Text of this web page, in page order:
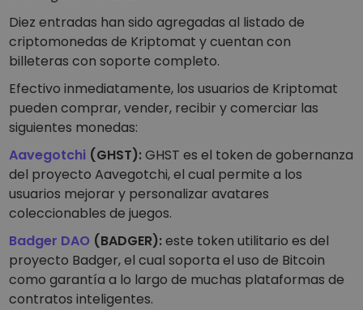
Bóveda
Ahorra criptomonedas para tu futuro
Compra recurrente
Inversiones programadas regularmente (DCA)
Alertas de precios
Actualizaciones de precios a tiempo real para tus tokens
favoritos
Explorar activos
Descubre oportunidades de inversión
Análisis de cartera
Perspectiva inteligente para un rendimiento óptimo
Diez entradas han sido agregadas al listado de
criptomonedas de Kriptomat y cuentan con
billeteras con soporte completo.
Efectivo inmediatamente, los usuarios de Kriptomat
pueden comprar, vender, recibir y comerciar las
siguientes monedas:
Aavegotchi (GHST):GHST es el token de gobernanza
del proyecto Aavegotchi, el cual permite a los
usuarios mejorar y personalizar avatares
coleccionables de juegos.
Badger DAO (BADGER):este token utilitario es del
proyecto Badger, el cual soporta el uso de Bitcoin
como garantía a lo largo de muchas plataformas de
contratos inteligentes.